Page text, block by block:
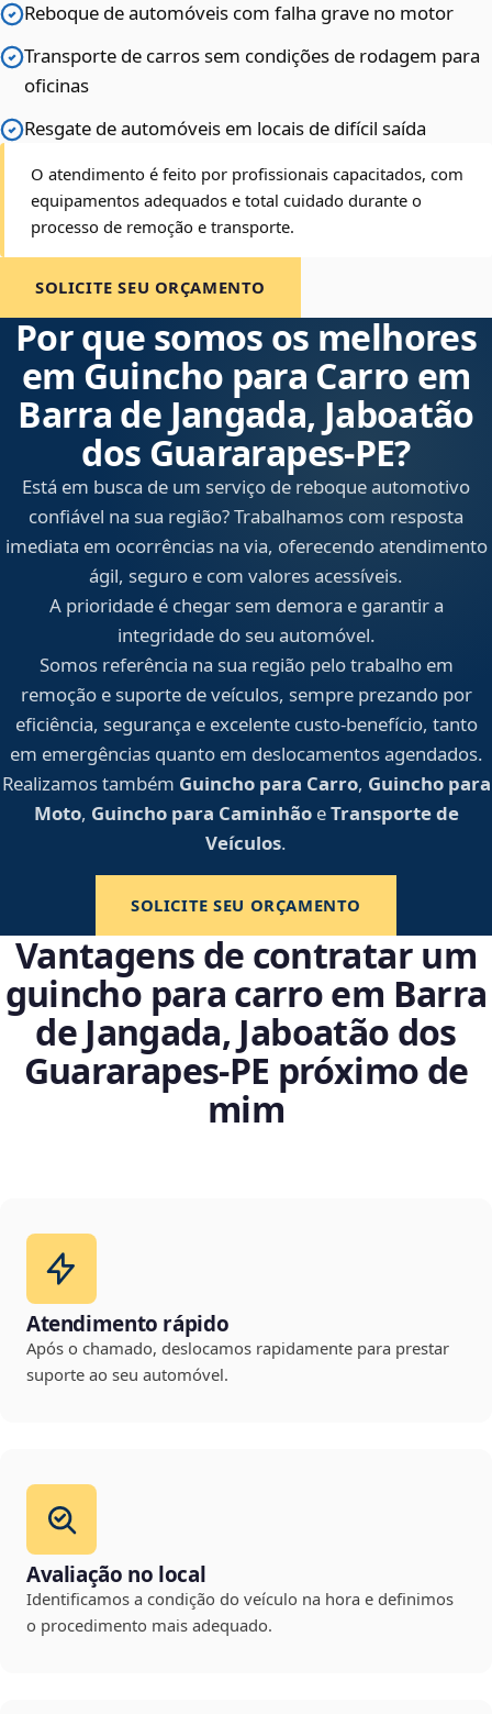
Reboque de automóveis com falha grave no motor
Transporte de carros sem condições de rodagem para
oficinas
Resgate de automóveis em locais de difícil saída
O atendimento é feito por profissionais capacitados, com
equipamentos adequados e total cuidado durante o
processo de remoção e transporte.
SOLICITE SEU ORÇAMENTO
Por que somos os melhores
em Guincho para Carro em
Barra de Jangada, Jaboatão
dos Guararapes‑PE?
Está em busca de um serviço de reboque automotivo
confiável na sua região? Trabalhamos com resposta
imediata em ocorrências na via, oferecendo atendimento
ágil, seguro e com valores acessíveis.
A prioridade é chegar sem demora e garantir a
integridade do seu automóvel.
Somos referência na sua região pelo trabalho em
remoção e suporte de veículos, sempre prezando por
eficiência, segurança e excelente custo-benefício, tanto
em emergências quanto em deslocamentos agendados.
Realizamos também Guincho para Carro, Guincho para
Moto, Guincho para CaminhãoeTransporte de
Veículos.
SOLICITE SEU ORÇAMENTO
Vantagens de contratar um
guincho para carro em Barra
de Jangada, Jaboatão dos
Guararapes‑PE próximo de
mim
Atendimento rápido
Após o chamado, deslocamos rapidamente para prestar
suporte ao seu automóvel.
Avaliação no local
Identificamos a condição do veículo na hora e definimos
o procedimento mais adequado.